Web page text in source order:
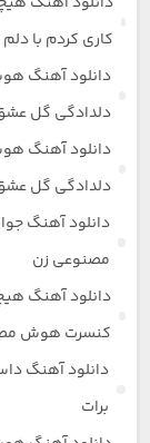
کاری کردم با
دانلود آهنگ
دلدادگی گل
دانلود آهنگ
دلدادگی گل
دانلود آهنگ
مصنوعی زن
دانلود آهنگ
کنسرت هوش
دانلود آهنگ
برات